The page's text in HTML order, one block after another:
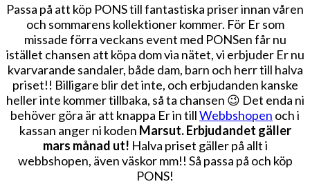
Passa på att köp PONS till fantastiska priser innan våren
och sommarens kollektioner kommer. För Er som
missade förra veckans event med PONSen får nu
istället chansen att köpa dom via nätet, vi erbjuder Er nu
kvarvarande sandaler, både dam, barn och herr till halva
priset!! Billigare blir det inte, och erbjudanden kanske
heller inte kommer tillbaka, så ta chansen 😉 Det enda ni
behöver göra är att knappa Er in tillWebbshopen och i
kassan anger ni koden Marsut. Erbjudandet gäller
mars månad ut! Halva priset gäller på allt i
webbshopen, även väskor mm!! Så passa på och köp
PONS!